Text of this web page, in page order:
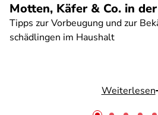
Motten, Käfer & Co. in
Tipps zur Vorbeugung und zur
schädlingen im Haushalt
Weiterlesen